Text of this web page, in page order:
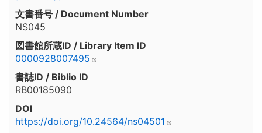
文書番号 / Document Number
NS045
図書館所蔵ID / Library Item ID
0000928007495
書誌ID / Biblio ID
RB00185090
DOI
https://doi.org/10.24564/ns04501